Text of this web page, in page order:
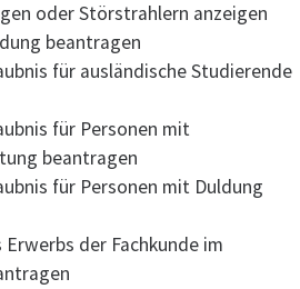
oder Störstrahlern anzeigen
beantragen
für ausländische Studierende
für Personen mit
beantragen
für Personen mit Duldung
der Fachkunde im